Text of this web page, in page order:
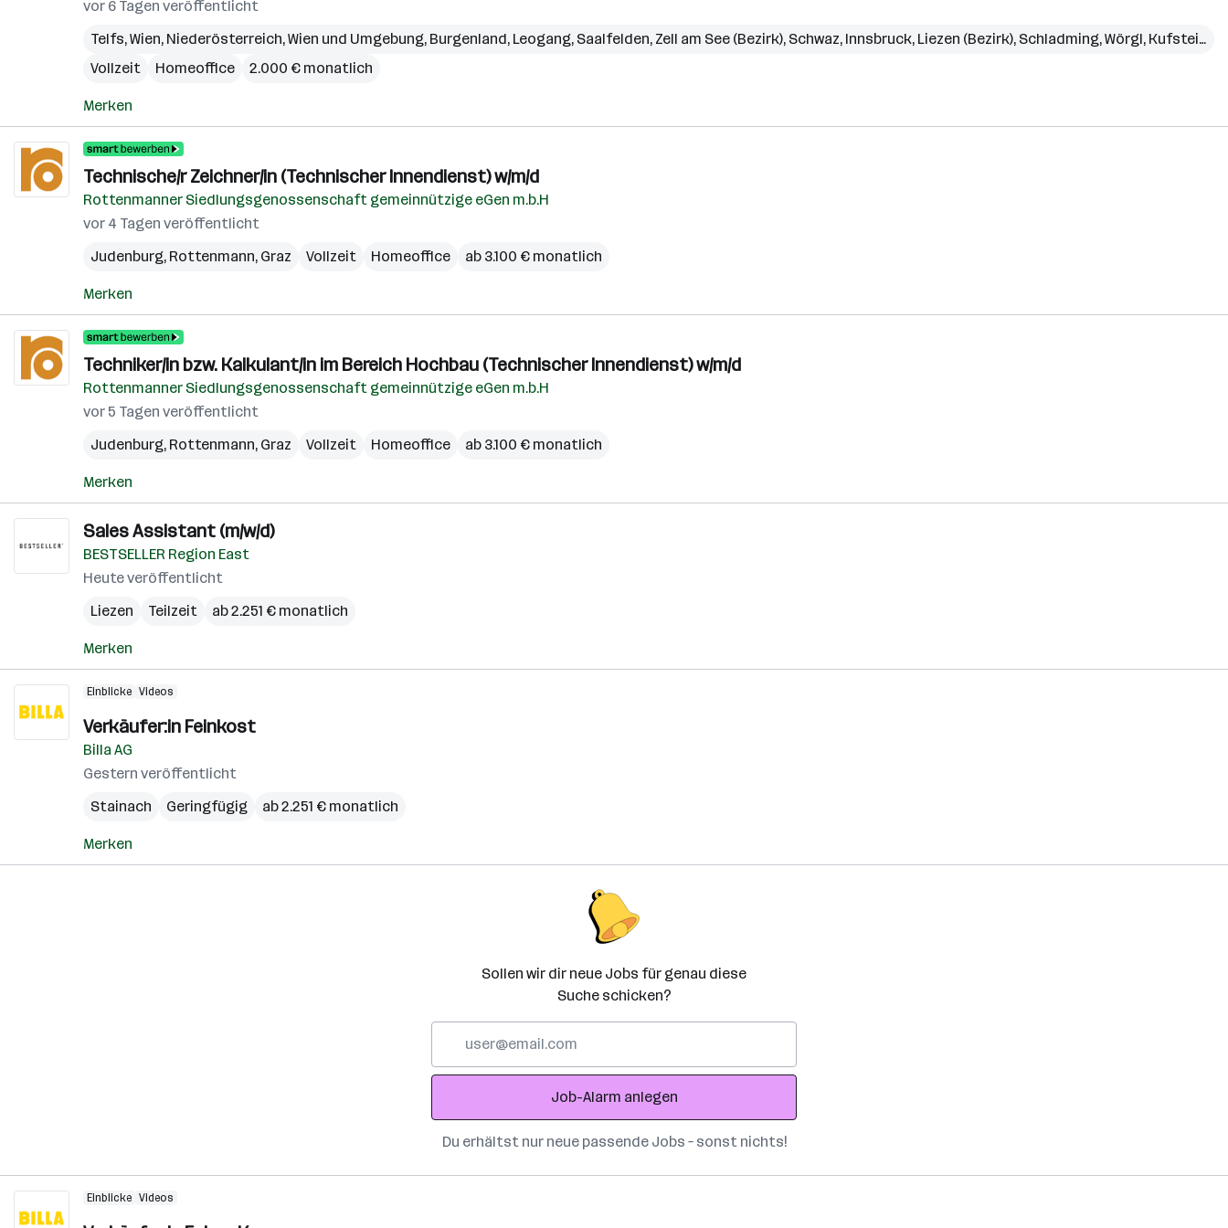
vor 6 Tagen veröffentlicht
Telfs,Wien, Niederösterreich,Wien und Umgebung, Burgenland, Leogang, Saalfelden, Zell am See (Bezirk), Schwaz, Innsbruck, Liezen (Bezirk), Schladming,Wörgl, Kufstein (Bezirk)
Vollzeit
Homeoffice 2.000 € monatlich
Merken
Technische/r Zeichner/in (Technischer Innendienst) w/m/d
Rottenmanner Siedlungsgenossenschaft gemeinnützige eGen m.b.H
vor 4 Tagen veröffentlicht
Judenburg, Rottenmann, Graz Vollzeit Homeoffice ab 3.100 € monatlich
Merken
Techniker/in bzw. Kalkulant/in im Bereich Hochbau (Technischer Innendienst) w/m/d
Rottenmanner Siedlungsgenossenschaft gemeinnützige eGen m.b.H
vor 5 Tagen veröffentlicht
Judenburg, Rottenmann, Graz Vollzeit Homeoffice ab 3.100 € monatlich
Merken
Sales Assistant (m/w/d)
BESTSELLER Region East
Heute veröffentlicht
Liezen
Teilzeit ab 2.251 € monatlich
Merken
Einblicke Videos
Verkäufer:in Feinkost
Billa AG
Gestern veröffentlicht
Stainach
Geringfügig ab 2.251 € monatlich
Merken
Sollen wir dir neue Jobs für genau diese
Suche schicken?
Adresse
Job-Alarm anlegen
Du erhältst nur neue passende Jobs – sonst nichts!
Einblicke Videos